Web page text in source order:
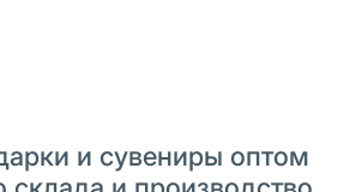
и сувениры оптом